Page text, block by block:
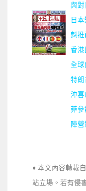
與
日
魁
香
全球
特
沖喜
菲
陣
♦ 本文內容轉載自
站立場。若有侵